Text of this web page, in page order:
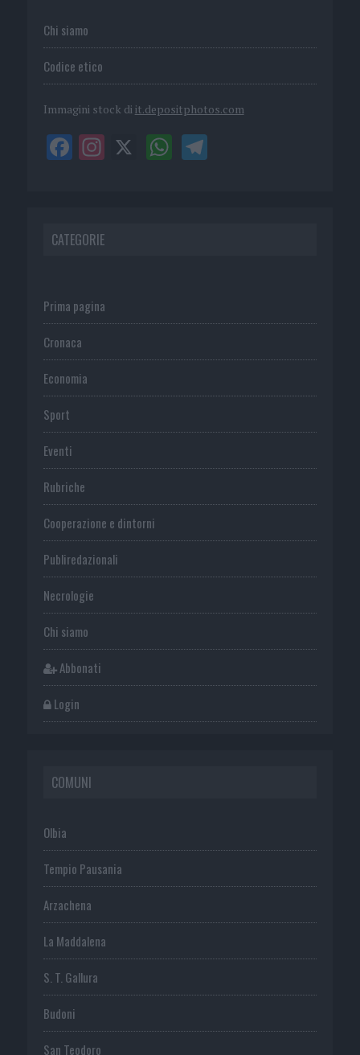
Chi siamo
Codice etico
Immagini stock di it.depositphotos.com
CATEGORIE
Prima pagina
Cronaca
Economia
Sport
Eventi
Rubriche
Cooperazione e dintorni
Publiredazionali
Necrologie
Chi siamo
Abbonati
Login
COMUNI
Olbia
Tempio Pausania
Arzachena
La Maddalena
S. T. Gallura
Budoni
San Teodoro